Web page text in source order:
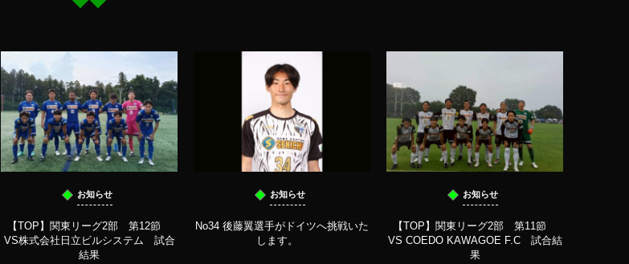
お知らせ
【TOP】関東リーグ2部 第12節
VS株式会社日立ビルシステム 試合
結果
お知らせ
No34 後藤翼選手がドイツへ挑戦いた
します。
お知らせ
【TOP】関東リーグ2部 第11節
VS COEDO KAWAGOE F.C 試合結
果